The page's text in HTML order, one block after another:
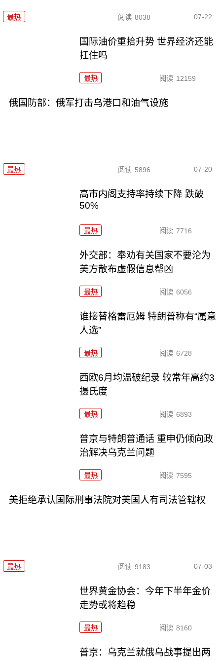
最热 阅读 8038 07-22
国际油价重拾升势 世界经济还能
扛住吗
最热 阅读 12159
俄国防部：俄军打击乌港口和油气设施
最热 阅读 5896 07-20
高市内阁支持率持续下降 跌破
50%
最热 阅读 7716
外交部：奉劝有关国家不要沦为
美方散布虚假信息帮凶
最热 阅读 6056
谁接替格雷厄姆 特朗普称有“属意
人选”
最热 阅读 6728
西欧6月均温破纪录 较常年高约3
摄氏度
最热 阅读 6893
普京与特朗普通话 重申仍倾向政
治解决乌克兰问题
最热 阅读 7595
美拒绝承认国际刑事法院对美国人有司法管辖权
最热 阅读 9183 07-03
世界黄金协会：今年下半年金价
走势或将趋稳
最热 阅读 8160
普京：乌克兰就俄乌战事提出两